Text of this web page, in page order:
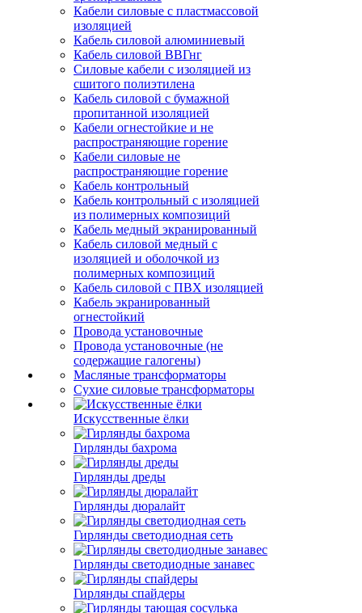
Кабели силовые с пластмассовой
изоляцией
Кабель силовой алюминиевый
Кабель силовой ВВГнг
Силовые кабели с изоляцией из
сшитого полиэтилена
Кабель силовой с бумажной
пропитанной изоляцией
Кабели огнестойкие и не
распространяющие горение
Кабели силовые не
распространяющие горение
Кабель контрольный
Кабель контрольный с изоляцией
из полимерных композиций
Кабель медный экранированный
Кабель силовой медный с
изоляцией и оболочкой из
полимерных композиций
Кабель силовой с ПВХ изоляцией
Кабель экранированный
огнестойкий
Провода установочные
Провода установочные (не
содержащие галогены)
Масляные трансформаторы
Сухие силовые трансформаторы
Искусственные ёлки
Гирлянды бахрома
Гирлянды дреды
Гирлянды дюралайт
Гирлянды светодиодная сеть
Гирлянды светодиодные занавес
Гирлянды спайдеры